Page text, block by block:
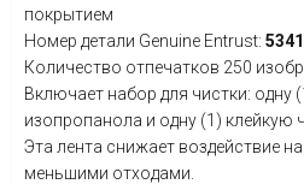
покрытием
Номер детали Genuine Entrust:
Количество отпечатков 250
Включает набор для чистки: одну
изопропанола и одну (1) клейкую
Эта лента снижает воздействие
меньшими отходами.